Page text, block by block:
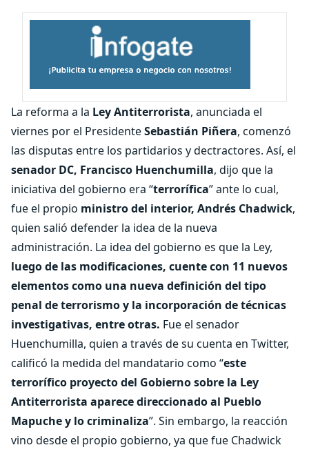
La reforma a la Ley Antiterrorista, anunciada el
viernes por el PresidenteSebastián Piñera, comenzó
las disputas entre los partidarios y dectractores. Así, el
senador DC, Francisco Huenchumilla, dijo que la
iniciativa del gobierno era “terrorífica” ante lo cual,
fue el propio ministro del interior, Andrés Chadwick,
quien salió defender la idea de la nueva
administración. La idea del gobierno es que la Ley,
luego de las modificaciones, cuente con 11 nuevos
elementos como una nueva definición del tipo
penal de terrorismo y la incorporación de técnicas
investigativas, entre otras. Fue el senador
Huenchumilla, quien a través de su cuenta en Twitter,
calificó la medida del mandatario como “este
terrorífico proyecto del Gobierno sobre la Ley
Antiterrorista aparece direccionado al Pueblo
Mapuche y lo criminaliza”. Sin embargo, la reacción
vino desde el propio gobierno, ya que fue Chadwick